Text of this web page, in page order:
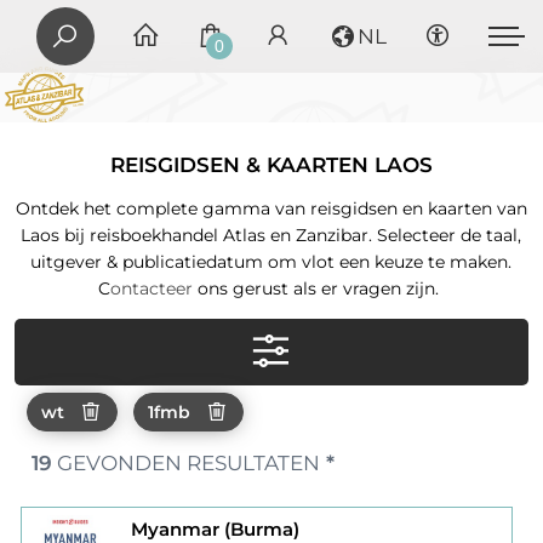
0 NL
REISGIDSEN & KAARTEN LAOS
Ontdek het complete gamma van reisgidsen en kaarten van
Laos bij reisboekhandel Atlas en Zanzibar. Selecteer de taal,
uitgever & publicatiedatum om vlot een keuze te maken.
Contacteer ons gerust als er vragen zijn.
wt 1fmb
19 GEVONDEN RESULTATEN *
Myanmar (Burma)